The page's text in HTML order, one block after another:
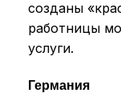
созданы
работницы
услуги.
Германия